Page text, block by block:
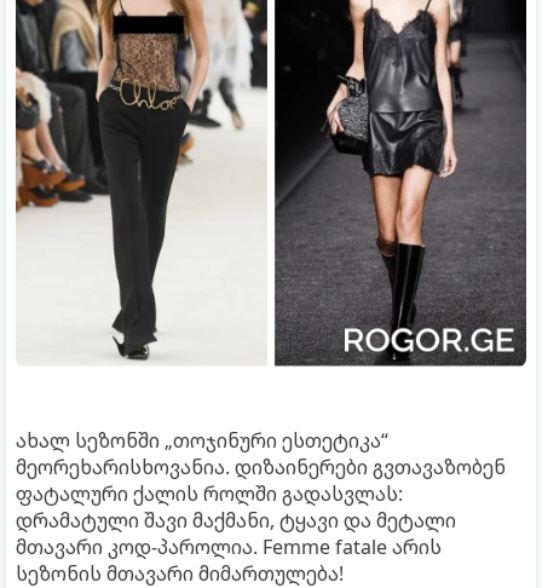
ახალ სეზონში „თოჯინური ესთეტიკა“
მეორეხარისხოვანია. დიზაინერები გვთავაზობენ
ფატალური ქალის როლში გადასვლას:
დრამატული შავი მაქმანი, ტყავი და მეტალი
მთავარი კოდ-პაროლია. Femme fatale არის
სეზონის მთავარი მიმართულება!